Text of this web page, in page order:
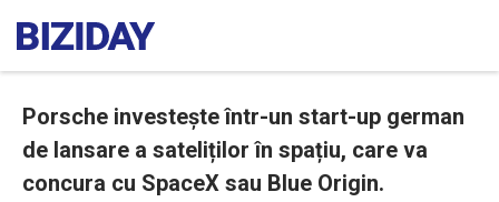
Porsche investește într-un start-up german
de lansare a sateliților în spațiu, care va
concura cu SpaceX sau Blue Origin.